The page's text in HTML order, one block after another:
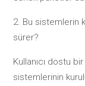
Bu sistemlerin
sürer?
Kullanıcı dostu
sistemlerinin